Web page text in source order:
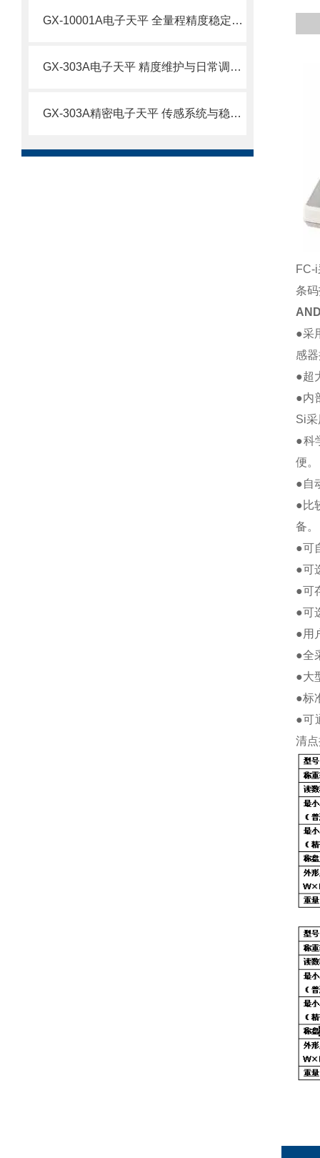
GX-10001A电子天平 全量程精度稳定控制与运维技术
GX-303A电子天平 精度维护与日常调校技术要点
GX-303A精密电子天平 传感系统与稳定性技术原理
FC-
条
●采
感
●超
●内
Si
●科
便。
●自
●比
备。
●可
●可
●可
●可
●用
●全
●大
●标
●可
清